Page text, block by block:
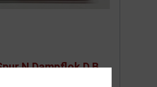
N Dampflok D B